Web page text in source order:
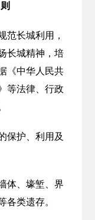
长城利用，
长城精神，培
《中华人民共
等法律、行政
保护、利用及
体、壕堑、界
各类遗存。